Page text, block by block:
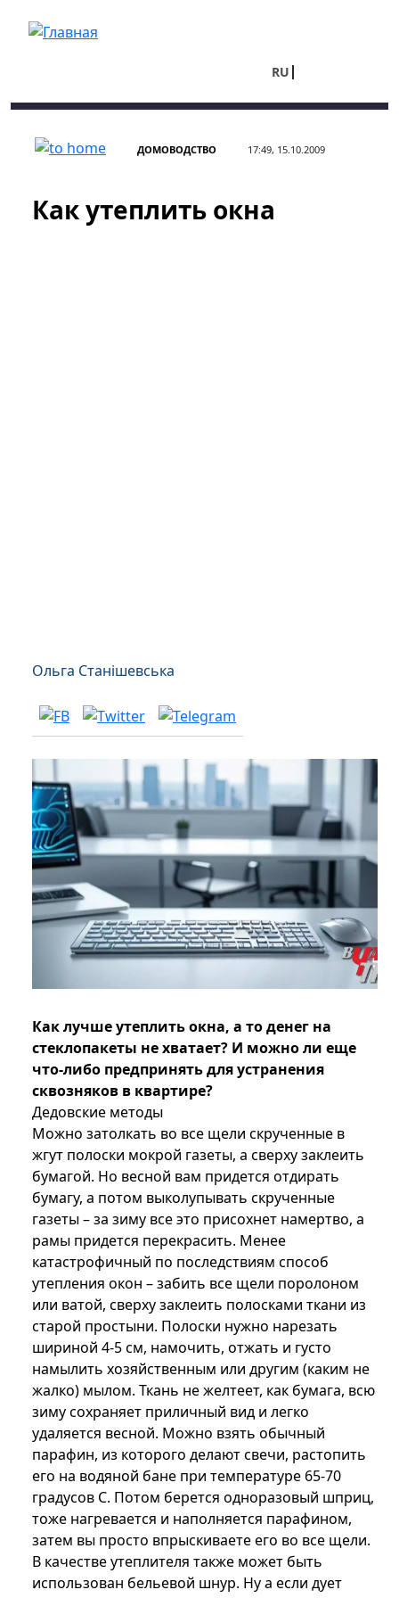
RU
ДОМОВОДСТВО 17:49, 15.10.2009
Как утеплить окна
Ольга Станішевська
Как лучше утеплить окна, а то денег на
стеклопакеты не хватает? И можно ли еще
что-либо предпринять для устранения
сквозняков в квартире?
Дедовские методы
Можно затолкать во все щели скрученные в
жгут полоски мокрой газеты, а сверху заклеить
бумагой. Но весной вам придется отдирать
бумагу, а потом выколупывать скрученные
газеты – за зиму все это присохнет намертво, а
рамы придется перекрасить. Менее
катастрофичный по последствиям способ
утепления окон – забить все щели поролоном
или ватой, сверху заклеить полосками ткани из
старой простыни. Полоски нужно нарезать
шириной 4-5 см, намочить, отжать и густо
намылить хозяйственным или другим (каким не
жалко) мылом. Ткань не желтеет, как бумага, всю
зиму сохраняет приличный вид и легко
удаляется весной. Можно взять обычный
парафин, из которого делают свечи, растопить
его на водяной бане при температуре 65-70
градусов С. Потом берется одноразовый шприц,
тоже нагревается и наполняется парафином,
затем вы просто впрыскиваете его во все щели.
В качестве утеплителя также может быть
использован бельевой шнур. Ну а если дует